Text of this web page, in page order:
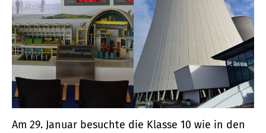
Am 29. Januar besuchte die Klasse 10 wie in den